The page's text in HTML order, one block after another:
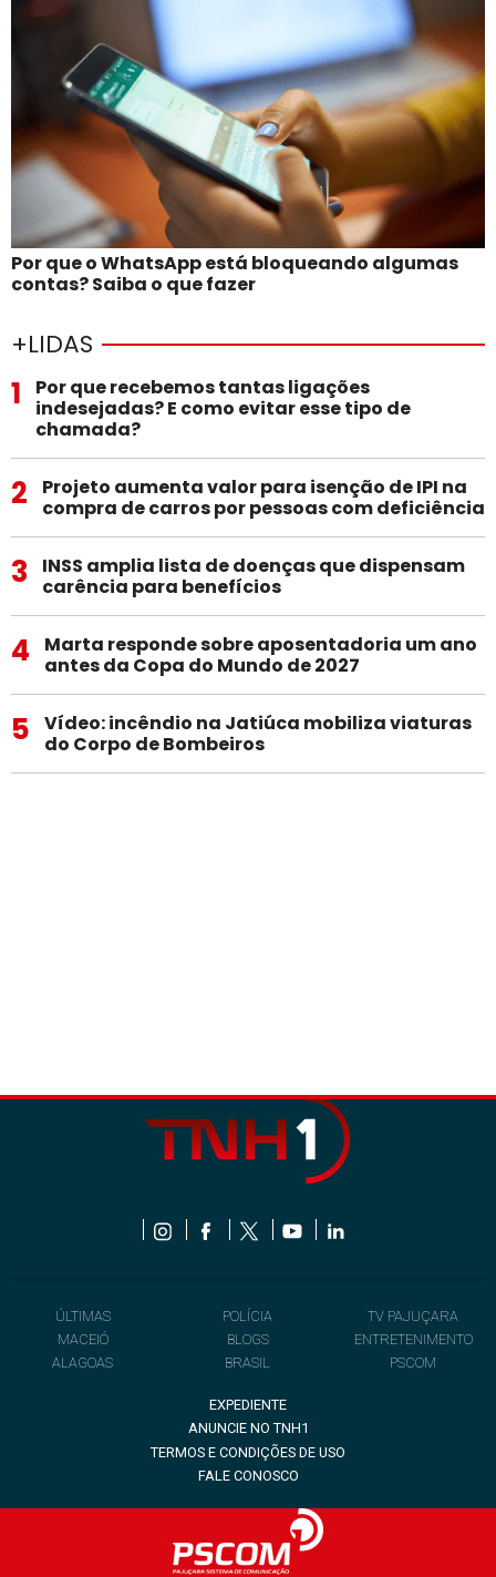
Por que o WhatsApp está bloqueando algumas
contas? Saiba o que fazer
+LIDAS
1
Por que recebemos tantas ligações
indesejadas? E como evitar esse tipo de
chamada?
2
Projeto aumenta valor para isenção de IPI na
compra de carros por pessoas com deficiência
3
INSS amplia lista de doenças que dispensam
carência para benefícios
4
Marta responde sobre aposentadoria um ano
antes da Copa do Mundo de 2027
5
Vídeo: incêndio na Jatiúca mobiliza viaturas
do Corpo de Bombeiros
ÚLTIMAS
MACEIÓ
ALAGOAS
POLÍCIA
BLOGS
BRASIL
TV PAJUÇARA
ENTRETENIMENTO
PSCOM
EXPEDIENTE
ANUNCIE NO TNH1
TERMOS E CONDIÇÕES DE USO
FALE CONOSCO